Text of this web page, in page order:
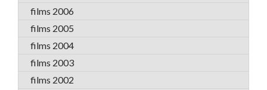
films 2006
films 2005
films 2004
films 2003
films 2002